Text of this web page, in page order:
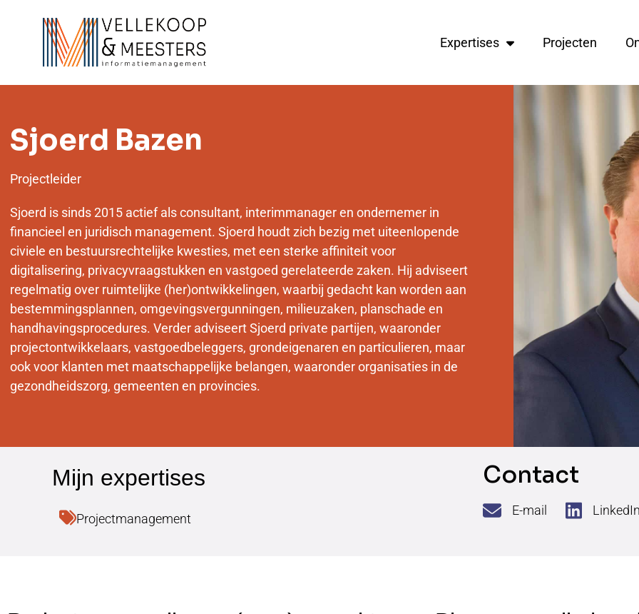
Expertises Projecten
Sjoerd Bazen
Projectleider
Sjoerd is sinds 2015 actief als consultant, interimmanager en ondernemer in
financieel en juridisch management. Sjoerd houdt zich bezig met uiteenlopende
civiele en bestuursrechtelijke kwesties, met een sterke affiniteit voor
digitalisering, privacyvraagstukken en vastgoed gerelateerde zaken. Hij adviseert
regelmatig over ruimtelijke (her)ontwikkelingen, waarbij gedacht kan worden aan
bestemmingsplannen, omgevingsvergunningen, milieuzaken, planschade en
handhavingsprocedures. Verder adviseert Sjoerd private partijen, waaronder
projectontwikkelaars, vastgoedbeleggers, grondeigenaren en particulieren, maar
ook voor klanten met maatschappelijke belangen, waaronder organisaties in de
gezondheidszorg, gemeenten en provincies.
Projectmanagement
Contact
E-mail